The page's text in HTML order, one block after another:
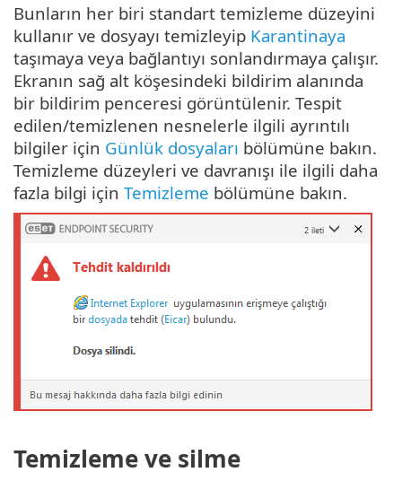
Bunların her biri standart temizleme düzeyini
kullanır ve dosyayı temizleyip Karantinaya
taşımaya veya bağlantıyı sonlandırmaya çalışır.
Ekranın sağ alt köşesindeki bildirim alanında
bir bildirim penceresi görüntülenir. Tespit
edilen/temizlenen nesnelerle ilgili ayrıntılı
bilgiler için Günlük dosyaları bölümüne bakın.
Temizleme düzeyleri ve davranışı ile ilgili daha
fazla bilgi için Temizleme bölümüne bakın.
Temizleme ve silme